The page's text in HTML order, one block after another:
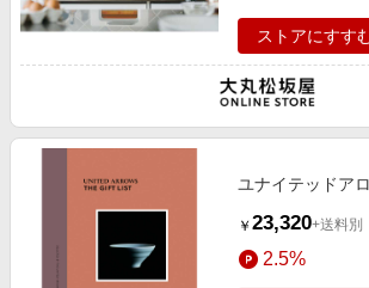
ストアにすす
ユナイテッドア
￥ 23,320+送料別
2.5%